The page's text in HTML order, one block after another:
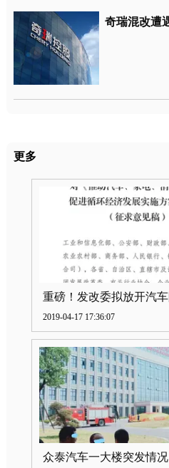
更多
2019-04-17 17:36:07
众泰汽车一大楼突发情况